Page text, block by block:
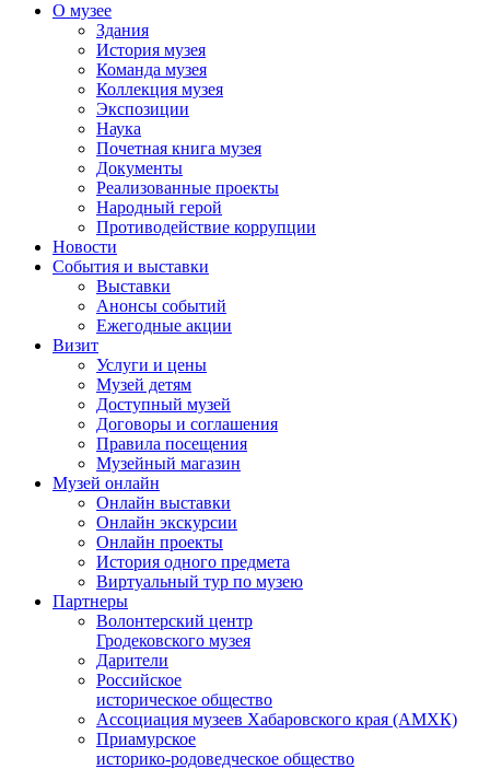
О музее
Здания
История музея
Команда музея
Коллекция музея
Экспозиции
Наука
Почетная книга музея
Документы
Реализованные проекты
Народный герой
Противодействие коррупции
Новости
События и выставки
Выставки
Анонсы событий
Ежегодные акции
Визит
Услуги и цены
Музей детям
Доступный музей
Договоры и соглашения
Правила посещения
Музейный магазин
Музей онлайн
Онлайн выставки
Онлайн экскурсии
Онлайн проекты
История одного предмета
Виртуальный тур по музею
Партнеры
Волонтерский центр
Гродековского музея
Дарители
Российское
историческое общество
Ассоциация музеев Хабаровского края (АМХК)
Приамурское
историко-родоведческое общество